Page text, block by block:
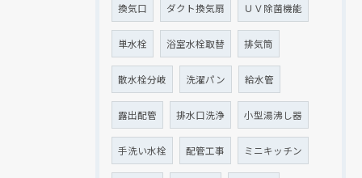
換気口 ダクト換気扇 ＵＶ除菌機能
単水栓 浴室水栓取替 排気筒
散水栓分岐 洗濯パン 給水管
露出配管 排水口洗浄 小型湯沸し器
手洗い水栓 配管工事 ミニキッチン